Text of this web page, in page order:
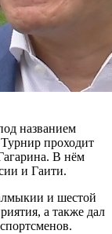
названием
проходит
В нём
и Гаити.
и шестой
а также дал